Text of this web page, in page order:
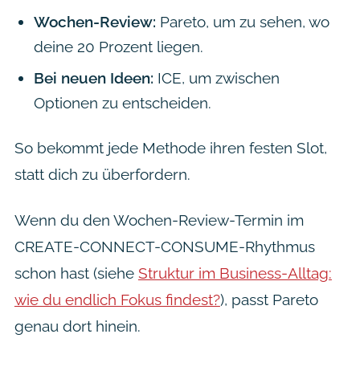
Wochen-Review: Pareto, um zu sehen, wo
deine 20 Prozent liegen.
Bei neuen Ideen: ICE, um zwischen
Optionen zu entscheiden.
So bekommt jede Methode ihren festen Slot,
statt dich zu überfordern.
Wenn du den Wochen-Review-Termin im
CREATE-CONNECT-CONSUME-Rhythmus
schon hast (siehe Struktur im Business-Alltag:
wie du endlich Fokus findest?), passt Pareto
genau dort hinein.